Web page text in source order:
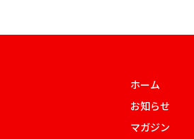
ホーム
お知らせ
マガジン